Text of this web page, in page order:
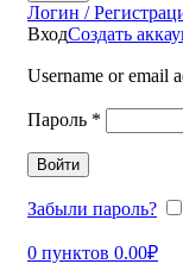
Логин /
ВходСоздать
Username or email
Пароль *
Войти
Забыли пароль?
0 пунктов 0.00₽